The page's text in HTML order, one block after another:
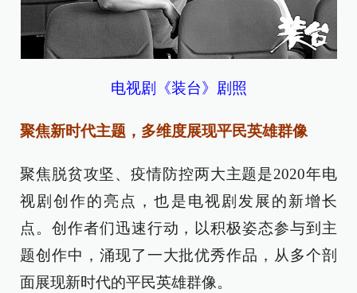
电视剧《装台》剧照
聚焦新时代主题，多维度展现平民英雄群像
聚焦脱贫攻坚、疫情防控两大主题是2020年电
视剧创作的亮点，也是电视剧发展的新增长
点。创作者们迅速行动，以积极姿态参与到主
题创作中，涌现了一大批优秀作品，从多个剖
面展现新时代的平民英雄群像。